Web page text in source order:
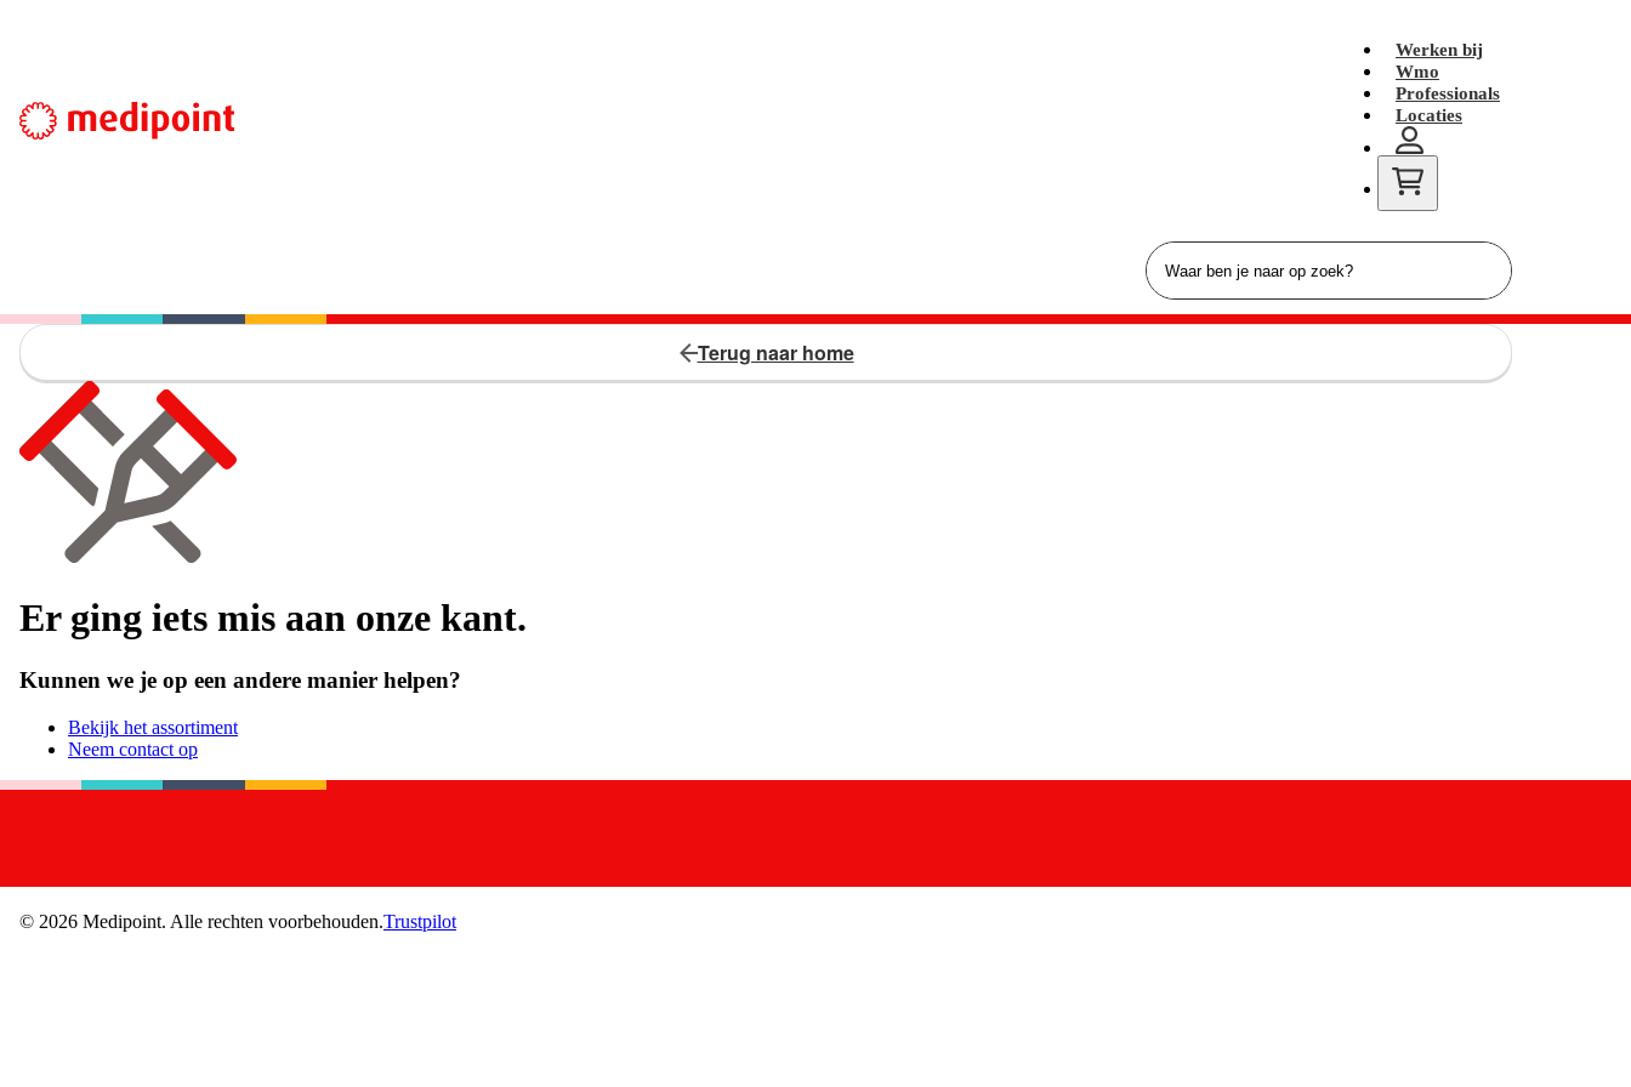
Werken bij
Wmo
Professionals
Locaties
Terug naar home
Er ging iets mis aan onze kant.
Kunnen we je op een andere manier helpen?
Bekijk het assortiment
Neem contact op
© 2026 Medipoint. Alle rechten voorbehouden.Trustpilot